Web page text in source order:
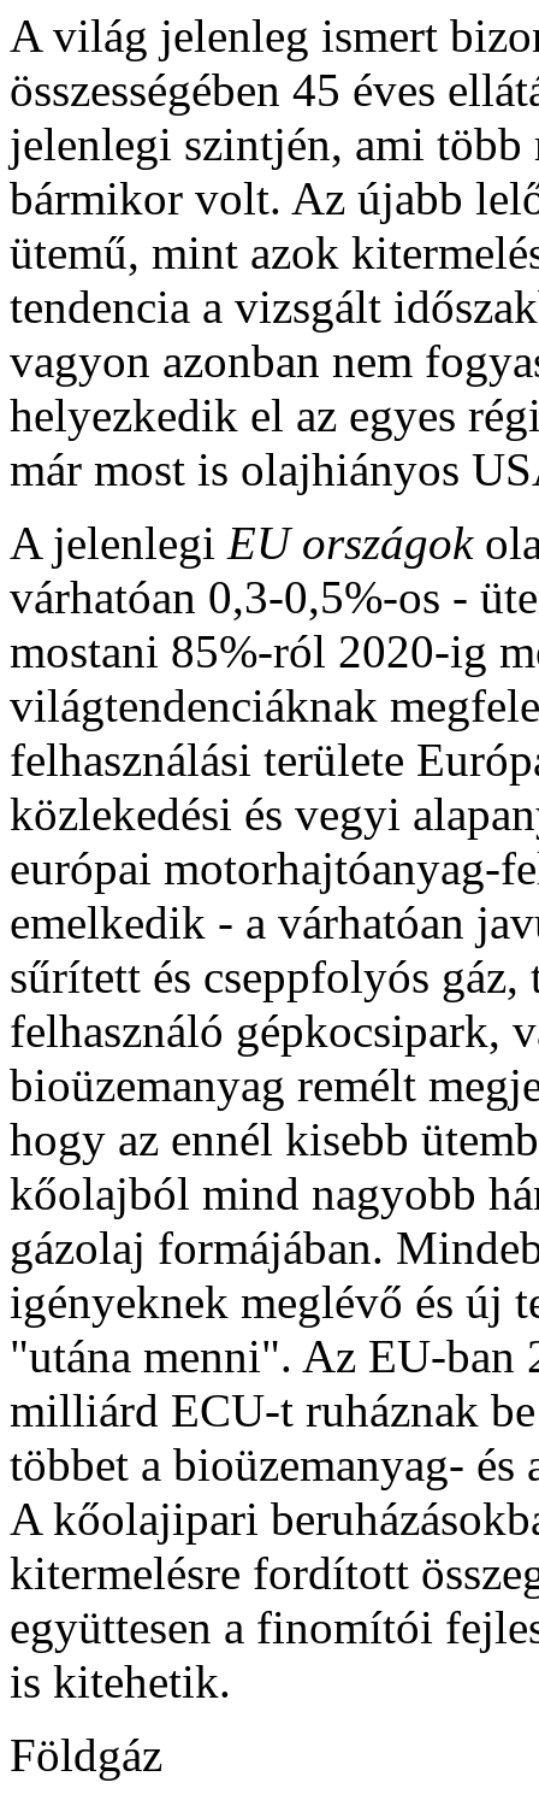
A világ jelenleg ismert
összességében 45 éves
jelenlegi szintjén, ami
bármikor volt. Az újabb
ütemű, mint azok
tendencia a vizsgált
vagyon azonban nem
helyezkedik el az egyes
már most is olajhiányos
A jelenlegi EU országok
várhatóan 0,3-0,5%-os -
mostani 85%-ról 2020-ig
világtendenciáknak
felhasználási területe
közlekedési és vegyi
európai motorhajtóanyag-
emelkedik - a várhatóan
sűrített és cseppfolyós
felhasználó gépkocsipark,
bioüzemanyag remélt
hogy az ennél kisebb
kőolajból mind nagyobb
gázolaj formájában.
igényeknek meglévő és új
"utána menni". Az EU-ban
milliárd ECU-t ruháznak
többet a bioüzemanyag- és
A kőolajipari
kitermelésre fordított
együttesen a finomítói
is kitehetik.
Földgáz